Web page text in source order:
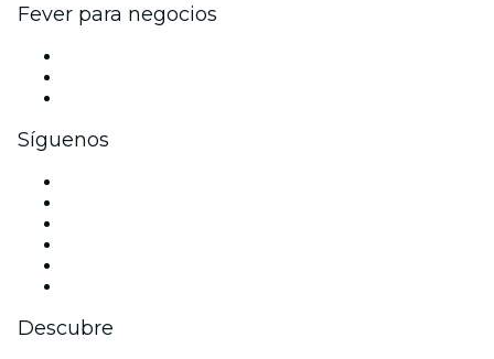
Fever para negocios
Síguenos
Descubre